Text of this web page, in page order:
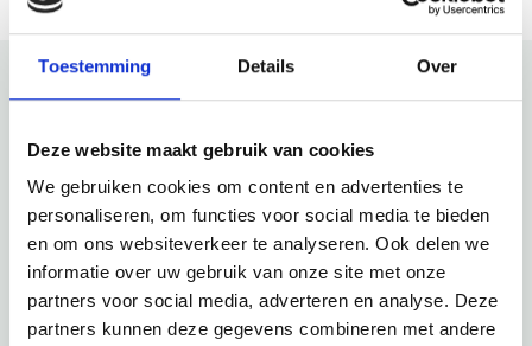
Toestemming Details Over
Deze website maakt gebruik van cookies
We gebruiken cookies om content en advertenties te
personaliseren, om functies voor social media te bieden
en om ons websiteverkeer te analyseren. Ook delen we
informatie over uw gebruik van onze site met onze
partners voor social media, adverteren en analyse. Deze
partners kunnen deze gegevens combineren met andere
Schau auch mal
Entdecke den Rest der Region! Schau dir die anderen
Websites an, um zu sehen, was diese wunderschöne
Umgebung noch zu bieten hat.